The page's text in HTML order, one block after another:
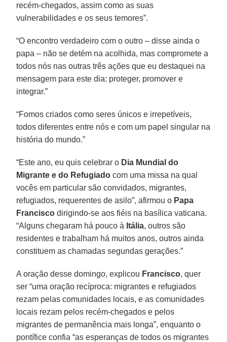
recém-chegados, assim como as suas
vulnerabilidades e os seus temores”.
“O encontro verdadeiro com o outro – disse ainda o
papa – não se detém na acolhida, mas compromete a
todos nós nas outras três ações que eu destaquei na
mensagem para este dia: proteger, promover e
integrar.”
“Fomos criados como seres únicos e irrepetíveis,
todos diferentes entre nós e com um papel singular na
história do mundo.”
“Este ano, eu quis celebrar o Dia Mundial do
Migrante e do Refugiado com uma missa na qual
vocês em particular são convidados, migrantes,
refugiados, requerentes de asilo”, afirmou o Papa
Francisco dirigindo-se aos fiéis na basílica vaticana.
“Alguns chegaram há pouco à Itália, outros são
residentes e trabalham há muitos anos, outros ainda
constituem as chamadas segundas gerações.”
A oração desse domingo, explicou Francisco, quer
ser “uma oração recíproca: migrantes e refugiados
rezam pelas comunidades locais, e as comunidades
locais rezam pelos recém-chegados e pelos
migrantes de permanência mais longa”, enquanto o
pontífice confia “as esperanças de todos os migrantes